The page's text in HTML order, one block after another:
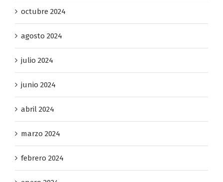
octubre 2024
agosto 2024
julio 2024
junio 2024
abril 2024
marzo 2024
febrero 2024